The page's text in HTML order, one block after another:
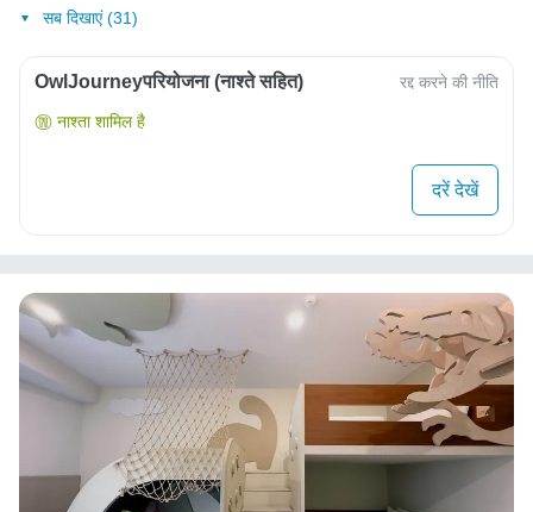
सब दिखाएं (31)
OwlJourneyपरियोजना (नाश्ते सहित) रद्द करने की नीति
नाश्ता शामिल है
दरें देखें